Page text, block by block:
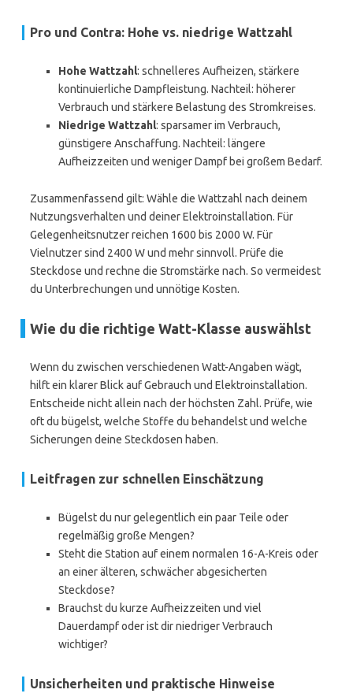
Pro und Contra: Hohe vs. niedrige Wattzahl
Hohe Wattzahl: schnelleres Aufheizen, stärkere
kontinuierliche Dampfleistung. Nachteil: höherer
Verbrauch und stärkere Belastung des Stromkreises.
Niedrige Wattzahl: sparsamer im Verbrauch,
günstigere Anschaffung. Nachteil: längere
Aufheizzeiten und weniger Dampf bei großem Bedarf.
Zusammenfassend gilt: Wähle die Wattzahl nach deinem
Nutzungsverhalten und deiner Elektroinstallation. Für
Gelegenheitsnutzer reichen 1600 bis 2000 W. Für
Vielnutzer sind 2400 W und mehr sinnvoll. Prüfe die
Steckdose und rechne die Stromstärke nach. So vermeidest
du Unterbrechungen und unnötige Kosten.
Wie du die richtige Watt-Klasse auswählst
Wenn du zwischen verschiedenen Watt-Angaben wägt,
hilft ein klarer Blick auf Gebrauch und Elektroinstallation.
Entscheide nicht allein nach der höchsten Zahl. Prüfe, wie
oft du bügelst, welche Stoffe du behandelst und welche
Sicherungen deine Steckdosen haben.
Leitfragen zur schnellen Einschätzung
Bügelst du nur gelegentlich ein paar Teile oder
regelmäßig große Mengen?
Steht die Station auf einem normalen 16-A-Kreis oder
an einer älteren, schwächer abgesicherten
Steckdose?
Brauchst du kurze Aufheizzeiten und viel
Dauerdampf oder ist dir niedriger Verbrauch
wichtiger?
Unsicherheiten und praktische Hinweise